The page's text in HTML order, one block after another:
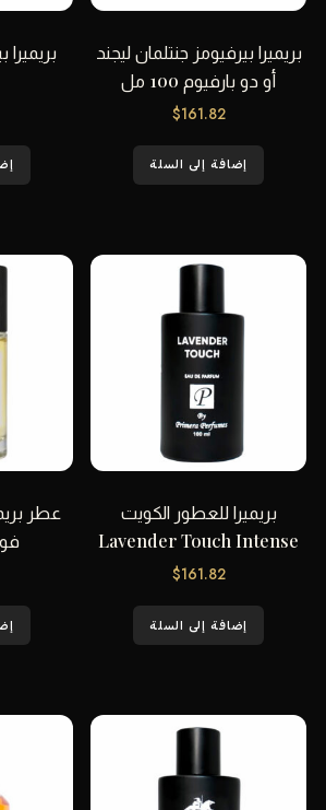
بريميرا بيرفيومز جنتلمان ليجند
أو دو بارفيوم 100 مل
$161.82
إضافة إلى السلة
بريميرا للعطور الكويت
Lavender Touch Intense
$161.82
إضافة إلى السلة
عطر